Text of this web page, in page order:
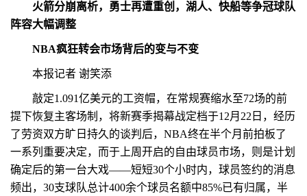
火箭分崩离析，勇士再遭重创，湖人、快船等争冠球队
阵容大幅调整
NBA疯狂转会市场背后的变与不变
本报记者 谢笑添
敲定1.091亿美元的工资帽，在常规赛缩水至72场的前
提下恢复主客场制，将新赛季揭幕战定档于12月22日，经历
了劳资双方旷日持久的谈判后，NBA终在半个月前拍板了
一系列重要决定，而于上周开启的自由球员市场，则是计划
确定后的第一台大戏——短短30个小时内，球员签约的消息
频出，30支球队总计400余个球员名额中85%已有归属，半